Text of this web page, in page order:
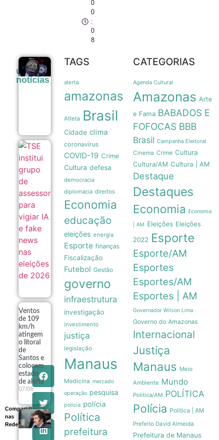
0
0
:
0
8
Compartilhe
nas
Redes
últimas
noticias
Legado
a trajetória
medalha do
07/08
grupo de
assessoramento
fake news nas
eleições de
2026
07/08
Ventos
de 109
km/h
atingem
o litoral
de
Santos e
colocam
estado
de alerta
07/08
Governo
e retira
TAGS
alerta
amazonas
Atleta Brasil
Cidade clima
coronavírus
COVID-19 Crime
Cultura defesa
democracia
diplomacia direitos
Economia
educação
eleições energia
Esporte finanças
Fiscalização
Futebol Gestão
governo
infraestrutura
investigação
investimento
justiça
legislação
Manaus
Medicina mercado
operação pesquisa
policia polícia
Política
prefeitura
CATEGORIAS
Agenda Cultural
Amazonas Arte
e Fama BABADOS E
FOFOCAS BBB
Brasil Campanha Eleitoral
Cinema Crime Cultura
Cultura/AM Cultura | AM
Destaque
Destaques
Economia Economia
| AM Eleições Eleições
2022 Esporte
Esporte/AM
Esportes
Esportes/AM
Esportes | AM
Governador Wilson Lima
Governo do Amazonas
Internacional
Justiça
Manaus Meio
Ambiente Mundo
Politica/AM POLÍTICA
Polícia Política | AM
Prefeito David Almeida
Prefeitura de Manaus